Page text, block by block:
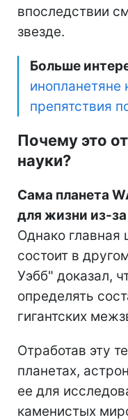
впоследствии
звезде.
Больше
препятствия
Почему это
науки?
Сама планета
для жизни из-
Однако главная
состоит в
Уэбб" доказал,
определять
гигантских
Отработав эту
планетах,
ее для
каменистых